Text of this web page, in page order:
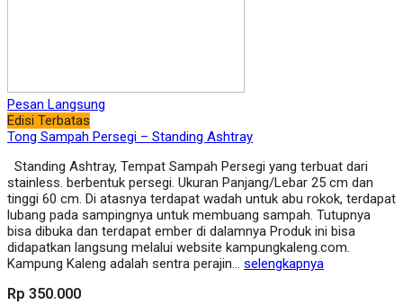
Pesan Langsung
Edisi Terbatas
Tong Sampah Persegi – Standing Ashtray
Standing Ashtray, Tempat Sampah Persegi yang terbuat dari
stainless. berbentuk persegi. Ukuran Panjang/Lebar 25 cm dan
tinggi 60 cm. Di atasnya terdapat wadah untuk abu rokok, terdapat
lubang pada sampingnya untuk membuang sampah. Tutupnya
bisa dibuka dan terdapat ember di dalamnya Produk ini bisa
didapatkan langsung melalui website kampungkaleng.com.
Kampung Kaleng adalah sentra perajin… selengkapnya
Rp 350.000